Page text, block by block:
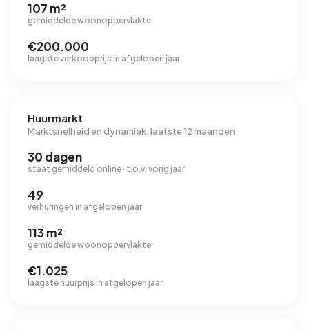
107 m²
gemiddelde woonoppervlakte
€200.000
laagste verkoopprijs in afgelopen jaar
Huurmarkt
Marktsnelheid en dynamiek, laatste 12 maanden
30 dagen
staat gemiddeld online · t.o.v. vorig jaar
49
verhuringen in afgelopen jaar
113 m²
gemiddelde woonoppervlakte
€1.025
laagste huurprijs in afgelopen jaar